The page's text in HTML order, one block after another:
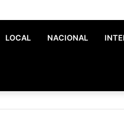
LOCAL NACIONAL